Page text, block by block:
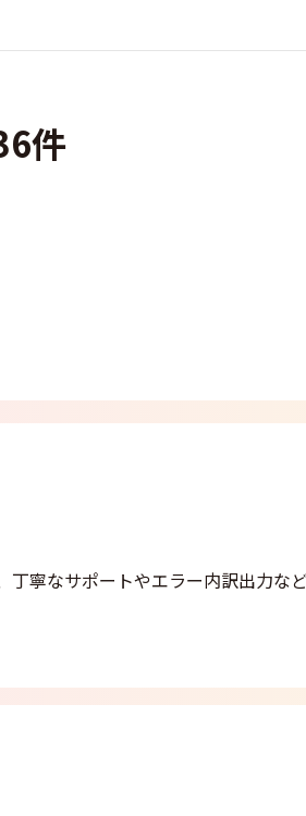
件
丁寧なサポートやエラー内訳出力な